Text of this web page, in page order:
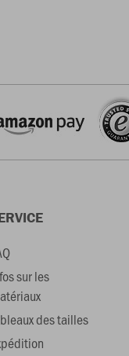
sur les
des tailles